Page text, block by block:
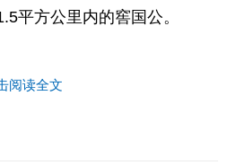
平方公里内的窖国公。
阅读全文